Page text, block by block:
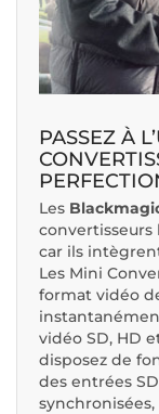
PASSEZ À
Les
convertisseurs
car ils
Les Mini
format vidéo
vidéo SD, HD
disposez de
des entrées